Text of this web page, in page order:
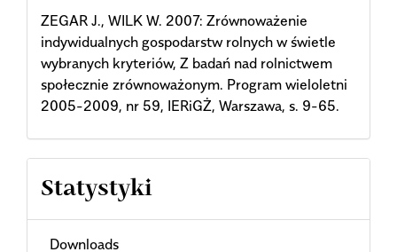
ZEGAR J., WILK W. 2007: Zrównoważenie
indywidualnych gospodarstw rolnych w świetle
wybranych kryteriów, Z badań nad rolnictwem
społecznie zrównoważonym. Program wieloletni
2005-2009, nr 59, IERiGŻ, Warszawa, s. 9-65.
Statystyki
Downloads